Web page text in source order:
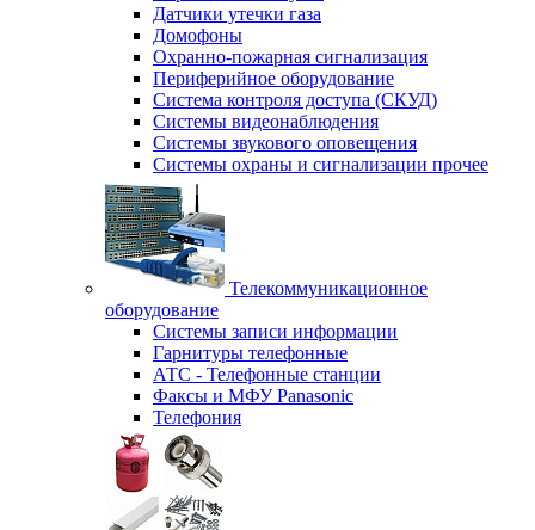
Датчики утечки газа
Домофоны
Охранно-пожарная сигнализация
Периферийное оборудование
Система контроля доступа (СКУД)
Системы видеонаблюдения
Системы звукового оповещения
Системы охраны и сигнализации прочее
Телекоммуникационное
оборудование
Системы записи информации
Гарнитуры телефонные
АТС - Телефонные станции
Факсы и МФУ Panasonic
Телефония